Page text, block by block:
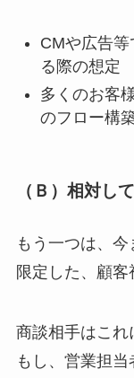
CMや広告
る際の想定
多くのお客
のフロー構
（Ｂ）相対し
もう一つは、
限定した、顧客
商談相手はこれ
もし、営業担